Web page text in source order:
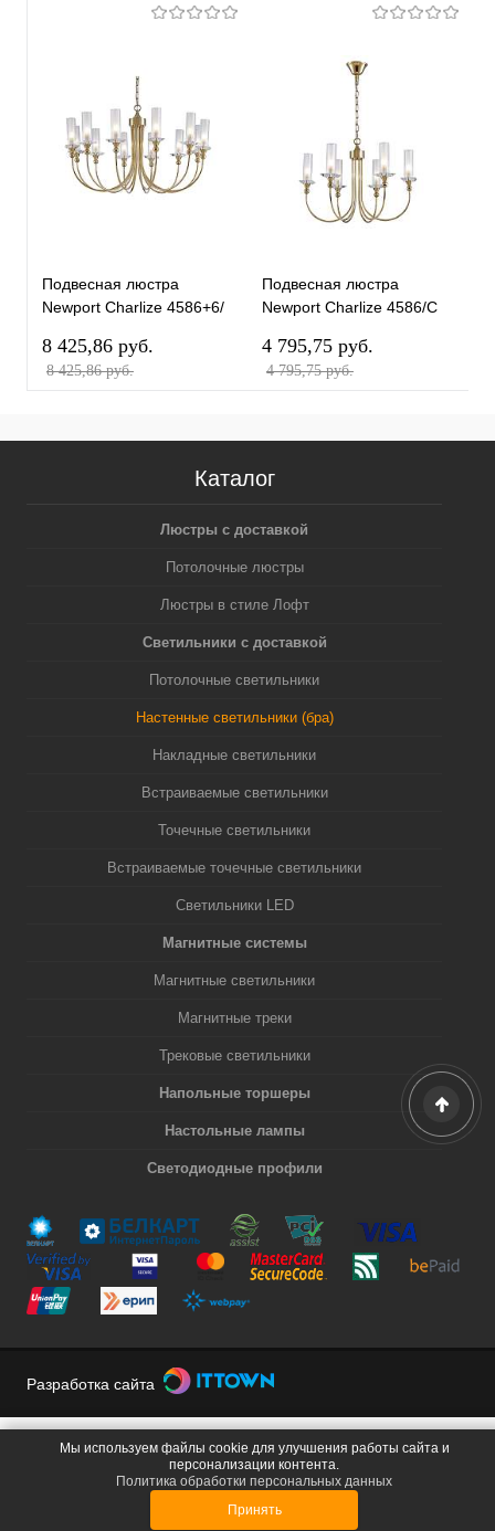
Подвесная люстра
Newport Сharlize 4586+6/
8 425,86 pуб.
8 425,86 pуб.
Подвесная люстра
Newport Сharlize 4586/С
4 795,75 pуб.
4 795,75 pуб.
Каталог
Люстры с доставкой
Потолочные люстры
Люстры в стиле Лофт
Светильники с доставкой
Потолочные светильники
Настенные светильники (бра)
Накладные светильники
Встраиваемые светильники
Точечные светильники
Встраиваемые точечные светильники
Светильники LED
Магнитные системы
Магнитные светильники
Магнитные треки
Трековые светильники
Напольные торшеры
Настольные лампы
Светодиодные профили
Разработка сайта
Мы используем файлы cookie для улучшения работы сайта и
персонализации контента.
Политика обработки персональных данных
Принять